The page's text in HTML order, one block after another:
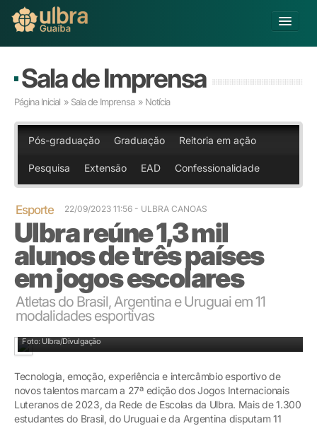
Buscar
Já sou Aluno
Matricule-se
Educação Básica
Graduação
Pós-graduação
Educação a Distância
Pesquisa
Extensão
Infraestrutura e Serviços
Inovação
Sobre a ULBRA
Sala de Imprensa
Página Inicial » Sala de Imprensa » Notícia
Pós-graduação Graduação Reitoria em ação
Pesquisa Extensão EAD Confessionalidade
Esporte 22/09/2023 11:56 - ULBRA CANOAS
Ulbra reúne 1,3 mil
alunos de três países
em jogos escolares
Atletas do Brasil, Argentina e Uruguai em 11
modalidades esportivas
Foto: Ulbra/Divulgação
Tecnologia, emoção, experiência e intercâmbio esportivo de
novos talentos marcam a 27ª edição dos Jogos Internacionais
Luteranos de 2023, da Rede de Escolas da Ulbra. Mais de 1.300
estudantes do Brasil, do Uruguai e da Argentina disputam 11